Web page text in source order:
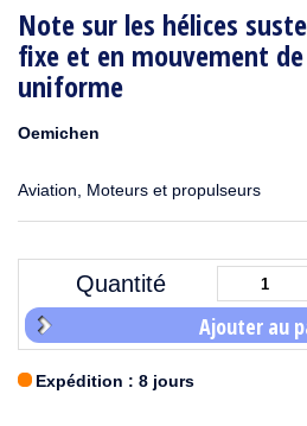
Note sur les hélices
fixe et en mouvement
uniforme
Oemichen
Aviation, Moteurs et propulseurs
Quantité
Ajouter au
Expédition : 8 jours